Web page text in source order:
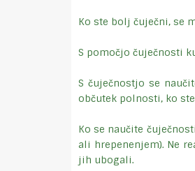
Ko ste bolj čuječni, se
S pomočjo čuječnosti
S čuječnostjo se
občutek polnosti, ko
Ko se naučite
ali hrepenenjem). Ne
jih ubogali.